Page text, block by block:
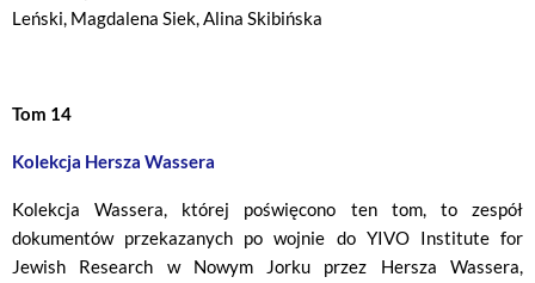
Leński, Magdalena Siek, Alina Skibińska
Tom 14
Kolekcja Hersza Wassera
Kolekcja Wassera, której poświęcono ten tom, to zespół
dokumentów przekazanych po wojnie do YIVO Institute for
Jewish Research w Nowym Jorku przez Hersza Wassera,